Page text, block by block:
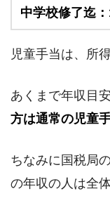
中学校修了迄
児童手当は、所
あくまで年収目
方は通常の児童
ちなみに国税局
の年収の人は全